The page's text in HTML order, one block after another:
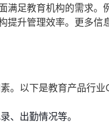
满足教育机构的需求
升管理效率。更多信
。以下是教育产品行业
、出勤情况等。